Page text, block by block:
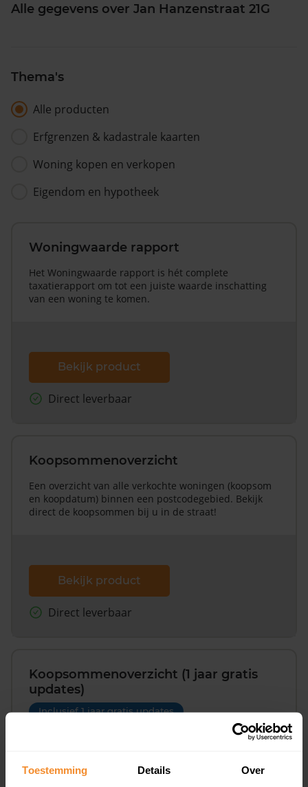
Toestemming Details Over
Alle gegevens over Jan Hanzenstraat 21G
Thema's
Alle producten
Erfgrenzen & kadastrale kaarten
Woning kopen en verkopen
Eigendom en hypotheek
Woningwaarde rapport
Het Woningwaarde rapport is hét complete
taxatierapport om tot een juiste waarde inschatting
van een woning te komen.
Bekijk product
Direct leverbaar
Koopsommenoverzicht
Een overzicht van alle verkochte woningen (koopsom
en koopdatum) binnen een postcodegebied. Bekijk
direct de koopsommen bij u in de straat!
Bekijk product
Direct leverbaar
Koopsommenoverzicht (1 jaar gratis
updates)
Inclusief 1 jaar gratis updates
Een overzicht van alle verkochte woningen (koopsom
inclusief een jaar lang gratis updates van nieuwe
koopsommen.